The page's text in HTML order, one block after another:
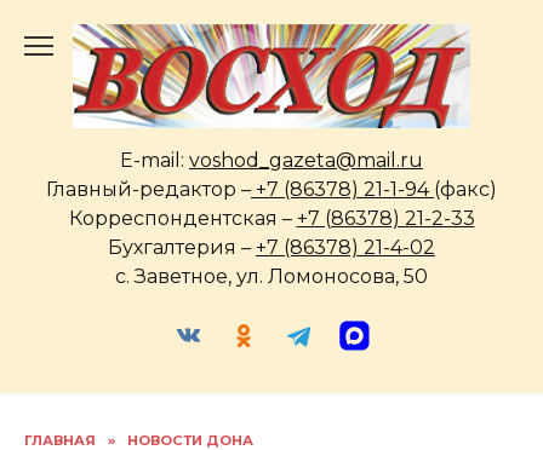
содержанию
E-mail: voshod_gazeta@mail.ru
Главный-редактор – +7 (86378) 21-1-94 (факс)
Корреспондентская – +7 (86378) 21-2-33
Бухгалтерия – +7 (86378) 21-4-02
с. Заветное, ул. Ломоносова, 50
ГЛАВНАЯ » НОВОСТИ ДОНА